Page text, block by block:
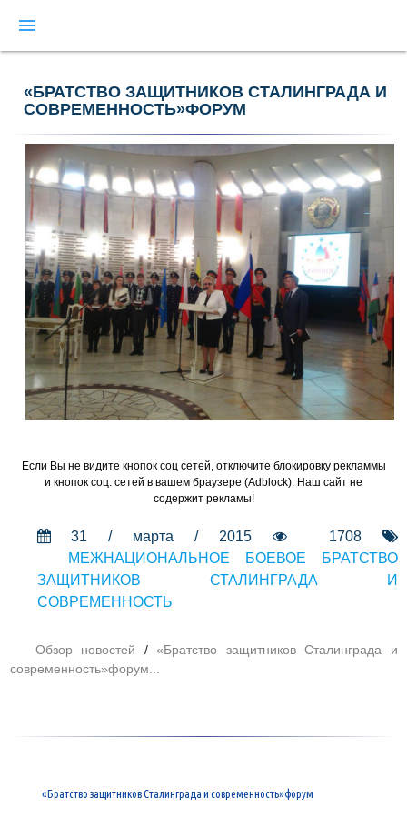
menu
«БРАТСТВО ЗАЩИТНИКОВ СТАЛИНГРАДА И
СОВРЕМЕННОСТЬ»ФОРУМ
Если Вы не видите кнопок соц сетей, отключите блокировку рекламмы
и кнопок соц. сетей в вашем браузере (Adblock). Наш сайт не
содержит рекламы!
31 / марта / 2015
1708
МЕЖНАЦИОНАЛЬНОЕ БОЕВОЕ БРАТСТВО
ЗАЩИТНИКОВ СТАЛИНГРАДА И
СОВРЕМЕННОСТЬ
Обзор новостей /«Братство защитников Сталинграда и
современность»форум...
«Братство защитников Сталинграда и современность»форум